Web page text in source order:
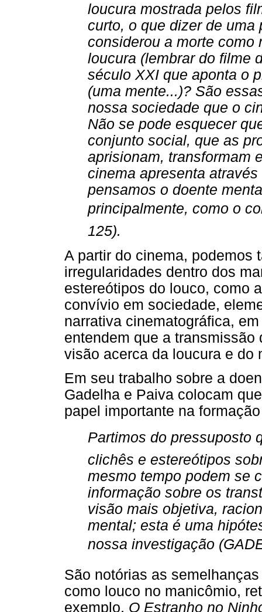
loucura mostrada pelos
curto, o que dizer de uma
considerou a morte como
loucura (lembrar do filme
século XXI que aponta o
(uma mente...)? São
nossa sociedade que o
Não se pode esquecer
conjunto social, que as
aprisionam, transformam
cinema apresenta
pensamos o doente
principalmente, como o
125).
A partir do cinema, podemos
irregularidades dentro dos
estereótipos do louco, como
convívio em sociedade,
narrativa cinematográfica,
entendem que a
visão acerca da loucura e do
Em seu trabalho sobre a
Gadelha e Paiva colocam
papel importante na
Partimos do
clichês e estereótipos
mesmo tempo podem se
informação sobre os
visão mais objetiva,
mental; esta é uma
nossa investigação
São notórias as
como louco no manicômio,
exemplo, O Estranho no